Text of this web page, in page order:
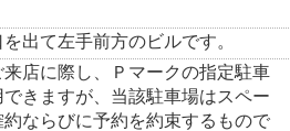
出て左手前方のビルです。
来店に際し、Ｐマークの指定駐車
きますが、当該駐車場はスペー
約ならびに予約を約束するもので